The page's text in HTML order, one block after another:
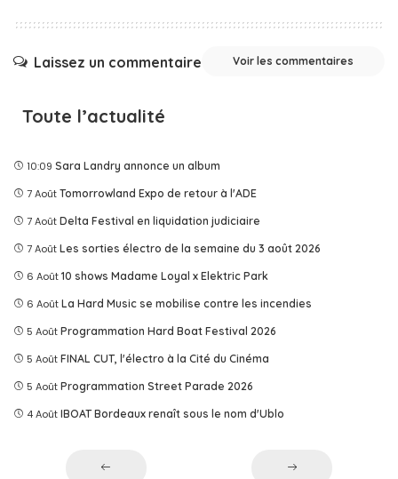
Laissez un commentaire Voir les commentaires
Toute l’actualité
10:09 Sara Landry annonce un album
7 Août Tomorrowland Expo de retour à l'ADE
7 Août Delta Festival en liquidation judiciaire
7 Août Les sorties électro de la semaine du 3 août 2026
6 Août 10 shows Madame Loyal x Elektric Park
6 Août La Hard Music se mobilise contre les incendies
5 Août Programmation Hard Boat Festival 2026
5 Août FINAL CUT, l'électro à la Cité du Cinéma
5 Août Programmation Street Parade 2026
4 Août IBOAT Bordeaux renaît sous le nom d'Ublo